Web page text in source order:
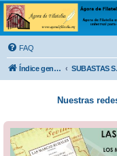
Ágora de Filatelia
Foro sobre filatelia o sobre lo que
ofrece a la comunidad filatélica
conocimientos
FAQ
Índice general
Nuestras